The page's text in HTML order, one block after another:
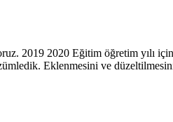
2019 2020 Eğitim öğretim yılı
Eklenmesini ve